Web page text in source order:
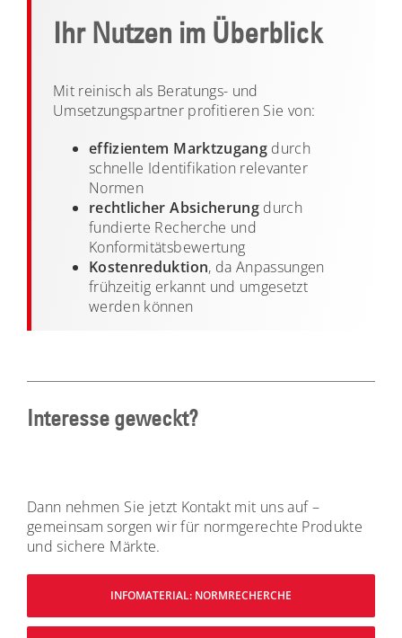
Ihr Nutzen im Überblick
Mit reinisch als Beratungs- und
Umsetzungspartner profitieren Sie von:
effizientem Marktzugang durch
schnelle Identifikation relevanter
Normen
rechtlicher Absicherung durch
fundierte Recherche und
Konformitätsbewertung
Kostenreduktion, da Anpassungen
frühzeitig erkannt und umgesetzt
werden können
Interesse geweckt?
Dann nehmen Sie jetzt Kontakt mit uns auf –
gemeinsam sorgen wir für normgerechte Produkte
und sichere Märkte.
INFOMATERIAL: NORMRECHERCHE